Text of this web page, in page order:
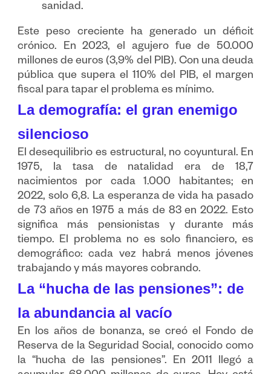
sanidad.
Este peso creciente ha generado un déficit
crónico. En 2023, el agujero fue de 50.000
millones de euros (3,9% del PIB). Con una deuda
pública que supera el 110% del PIB, el margen
fiscal para tapar el problema es mínimo.
La demografía: el gran enemigo
silencioso
El desequilibrio es estructural, no coyuntural. En
1975, la tasa de natalidad era de 18,7
nacimientos por cada 1.000 habitantes; en
2022, solo 6,8. La esperanza de vida ha pasado
de 73 años en 1975 a más de 83 en 2022. Esto
significa más pensionistas y durante más
tiempo. El problema no es solo financiero, es
demográfico: cada vez habrá menos jóvenes
trabajando y más mayores cobrando.
La “hucha de las pensiones”: de
la abundancia al vacío
En los años de bonanza, se creó el Fondo de
Reserva de la Seguridad Social, conocido como
la “hucha de las pensiones”. En 2011 llegó a